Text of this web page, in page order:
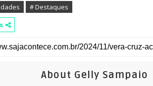
# Destaques
About Gelly Sampaio